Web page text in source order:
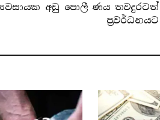
අඩු පොලී ණය තවදුරටත්
ප්‍රවර්ධනයට